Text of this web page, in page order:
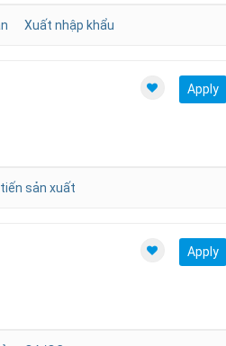
Xuất nhập khẩu
Apply
tiến sản xuất
Apply